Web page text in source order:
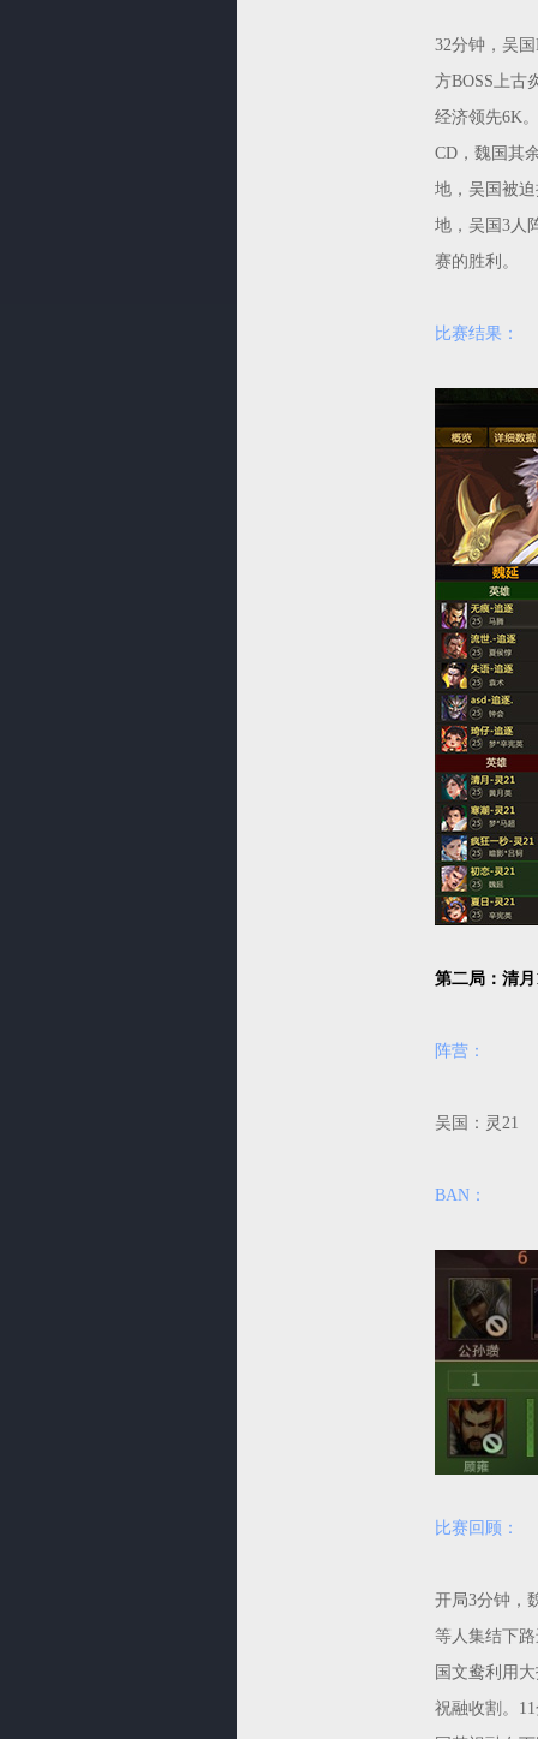
32分钟，吴
方BOSS上古
经济领先6K
CD，魏国其
地，吴国被
地，吴国3人
赛的胜利。
比赛结果：
第二局：清
阵营：
吴国：
BAN：
比赛回顾：
开局3分钟，
等人集结下
国文鸯利用
祝融收割。